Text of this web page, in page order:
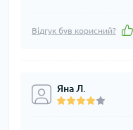
Відгук був корисний?
Яна Л.